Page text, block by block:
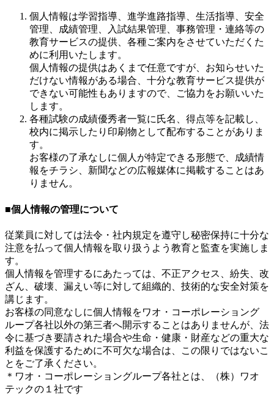
個人情報は学習指導、進学進路指導、生活指導、安全
管理、成績管理、入試結果管理、事務管理・連絡等の
教育サービスの提供、各種ご案内をさせていただくた
めに利用いたします。
個人情報の提供はあくまで任意ですが、お知らせいた
だけない情報がある場合、十分な教育サービス提供が
できない可能性もありますので、ご協力をお願いいた
します。
各種試験の成績優秀者一覧に氏名、得点等を記載し、
校内に掲示したり印刷物として配布することがありま
す。
お客様の了承なしに個人が特定できる形態で、成績情
報をチラシ、新聞などの広報媒体に掲載することはあ
りません。
■個人情報の管理について
従業員に対しては法令・社内規定を遵守し秘密保持に十分な
注意を払って個人情報を取り扱うよう教育と監査を実施しま
す。
個人情報を管理するにあたっては、不正アクセス、紛失、改
ざん、破壊、漏えい等に対して組織的、技術的な安全対策を
講じます。
お客様の同意なしに個人情報をワオ・コーポレーショング
ループ各社以外の第三者へ開示することはありませんが、法
令に基づき要請された場合や生命・健康・財産などの重大な
利益を保護するために不可欠な場合は、この限りではないこ
とをご了承ください。
＊ワオ・コーポレーショングループ各社とは、（株）ワオ
テックの１社です